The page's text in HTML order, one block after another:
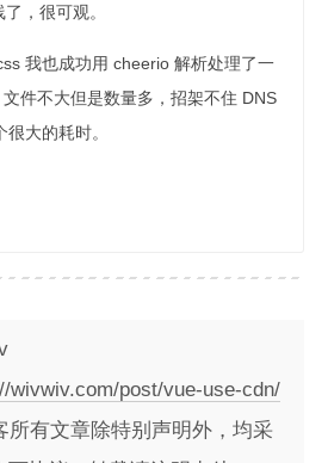
，很可观。
我也成功用 cheerio 解析处理了一
件不大但是数量多，招架不住 DNS
大的耗时。
wivwiv.com/post/vue-use-cdn/
所有文章除特别声明外，均采